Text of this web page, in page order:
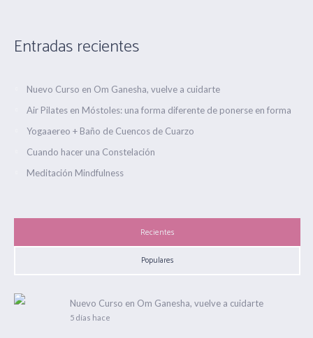
Entradas recientes
Nuevo Curso en Om Ganesha, vuelve a cuidarte
Air Pilates en Móstoles: una forma diferente de ponerse en forma
Yogaaereo + Baño de Cuencos de Cuarzo
Cuando hacer una Constelación
Meditación Mindfulness
Recientes
Populares
Nuevo Curso en Om Ganesha, vuelve a cuidarte
5 días hace